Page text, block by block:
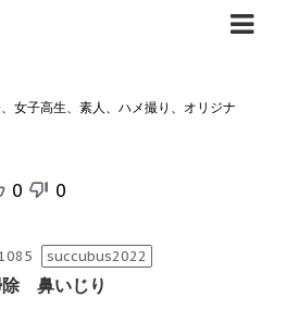
女子高生、素人、ハメ撮り、オリジナ
0
0
succubus2022
除 鼻いじり